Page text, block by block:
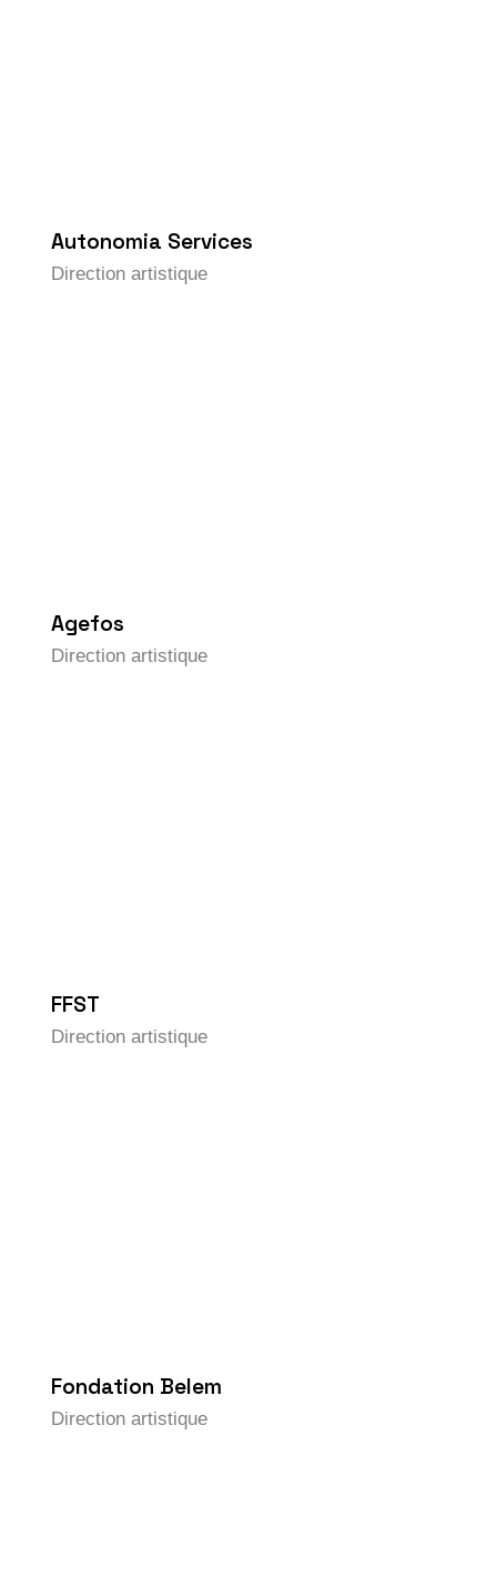
Autonomia Services
Direction artistique
Agefos
Direction artistique
FFST
Direction artistique
Fondation Belem
Direction artistique